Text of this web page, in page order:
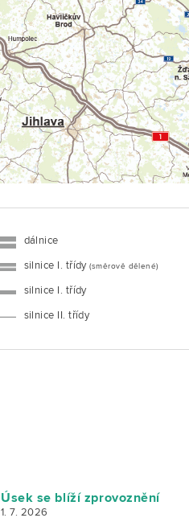
dálnice
silnice I. třídy(směrově dělené)
silnice I. třídy
silnice II. třídy
Úsek se blíží zprovoznění
1. 7. 2026